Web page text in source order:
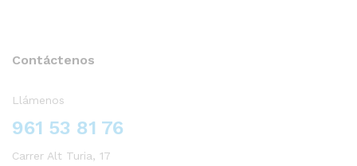
Contáctenos
Llámenos
961 53 81 76
Carrer Alt Turia, 17